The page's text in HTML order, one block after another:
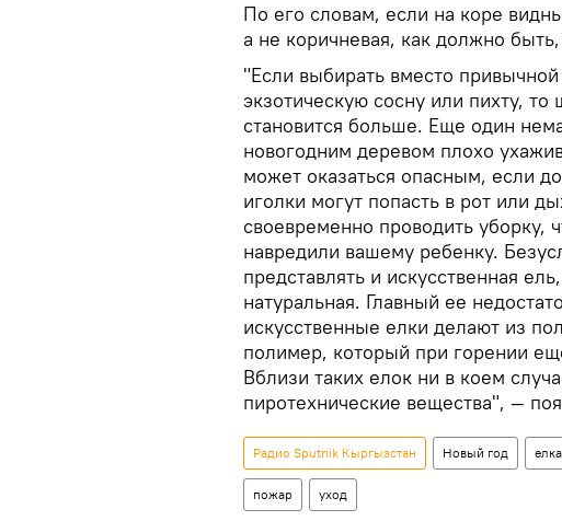
По его словам, если на коре
а не коричневая, как должно
"Если выбирать вместо
экзотическую сосну или пихту,
становится больше. Еще один
новогодним деревом плохо
может оказаться опасным, если
иголки могут попасть в рот или
своевременно проводить уборку,
навредили вашему ребенку.
представлять и искусственная
натуральная. Главный ее
искусственные елки делают из
полимер, который при горении
Вблизи таких елок ни в коем
пиротехнические вещества", —
Радио Sputnik Кыргызстан Новый год елка
пожар уход